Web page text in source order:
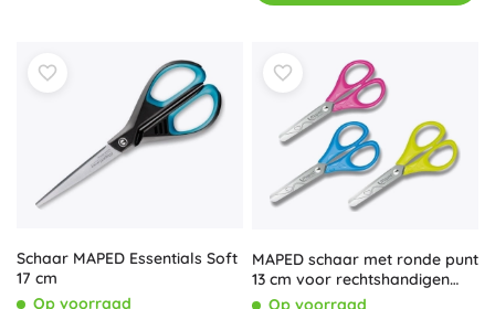
Schaar MAPED Essentials Soft
17 cm
Op voorraad
MAPED schaar met ronde punt
13 cm voor rechtshandigen
(mix)